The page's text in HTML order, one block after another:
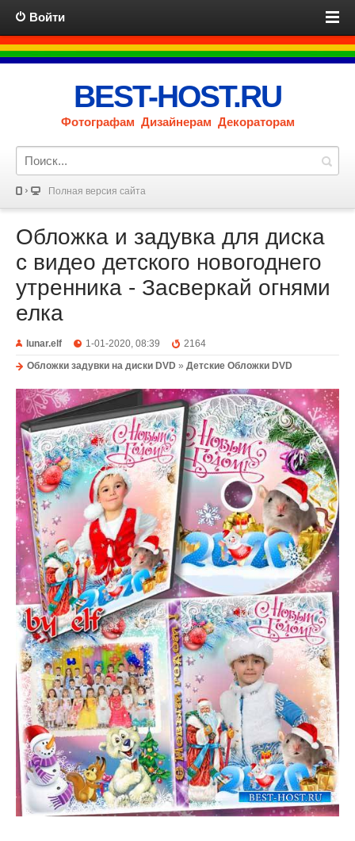
Войти
BEST-HOST.RU
Фотографам Дизайнерам Декораторам
Полная версия сайта
Обложка и задувка для диска
с видео детского новогоднего
утренника - Засверкай огнями
елка
lunar.elf 1-01-2020, 08:39
2164
Обложки задувки на диски DVD » Детские Обложки DVD